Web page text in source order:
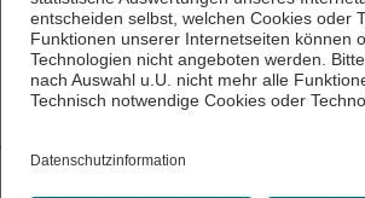
Arbeits- und Schulunfälle können mit
vielfältigen Verletzungen verbunden
sein.
Mehr erfahren